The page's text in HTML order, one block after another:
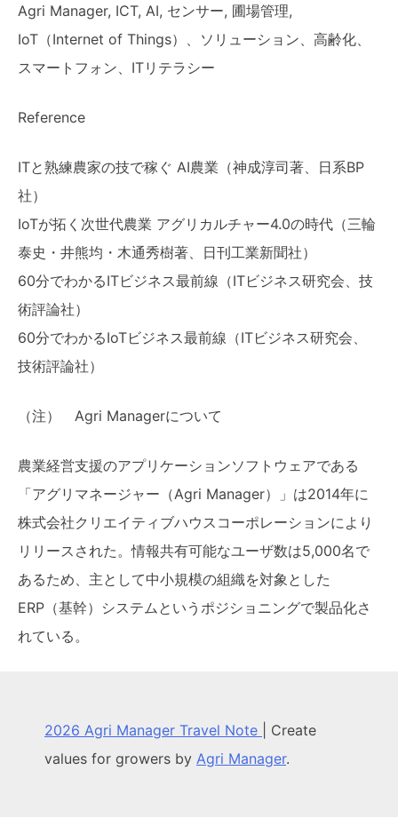
Agri Manager, ICT, AI, センサー, 圃場管理,
IoT（Internet of Things）、ソリューション、高齢化、
スマートフォン、ITリテラシー
Reference
ITと熟練農家の技で稼ぐ AI農業（神成淳司著、日系BP
社）
IoTが拓く次世代農業 アグリカルチャー4.0の時代（三輪
泰史・井熊均・木通秀樹著、日刊工業新聞社）
60分でわかるITビジネス最前線（ITビジネス研究会、技
術評論社）
60分でわかるIoTビジネス最前線（ITビジネス研究会、
技術評論社）
（注） Agri Managerについて
農業経営支援のアプリケーションソフトウェアである
「アグリマネージャー（Agri Manager）」は2014年に
株式会社クリエイティブハウスコーポレーションにより
リリースされた。情報共有可能なユーザ数は5,000名で
あるため、主として中小規模の組織を対象とした
ERP（基幹）システムというポジショニングで製品化さ
れている。
2026 Agri Manager Travel Note
Create
values for growers by Agri Manager.